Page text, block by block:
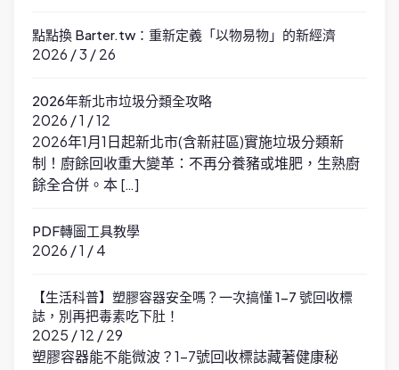
點點換 Barter.tw：重新定義「以物易物」的新經濟
2026 / 3 / 26
2026年新北市垃圾分類全攻略
2026 / 1 / 12
2026年1月1日起新北市(含新莊區)實施垃圾分類新
制！廚餘回收重大變革：不再分養豬或堆肥，生熟廚
餘全合併。本 […]
PDF轉圖工具教學
2026 / 1 / 4
【生活科普】塑膠容器安全嗎？一次搞懂 1-7 號回收標
誌，別再把毒素吃下肚！
2025 / 12 / 29
塑膠容器能不能微波？1-7號回收標誌藏著健康秘